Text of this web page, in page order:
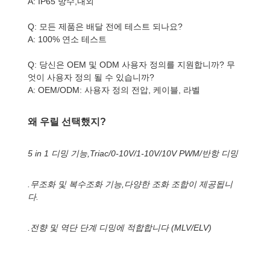
Q: 모든 제품은 배달 전에 테스트 되나요?
A: 100% 연소 테스트
Q: 당신은 OEM 및 ODM 사용자 정의를 지원합니까? 무
엇이 사용자 정의 될 수 있습니까?
A: OEM/ODM: 사용자 정의 전압, 케이블, 라벨
왜 우릴 선택했지?
5 in 1 디밍 기능,Triac/0-10V/1-10V/10V PWM/반항 디밍
.무조화 및 복수조화 기능,다양한 조화 조합이 제공됩니
다.
.전향 및 역단 단계 디밍에 적합합니다 (MLV/ELV)